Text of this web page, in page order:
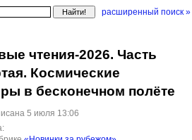
расширенный поиск »
чтения-2026. Часть
Космические
в бесконечном полёте
5 июля 13:06